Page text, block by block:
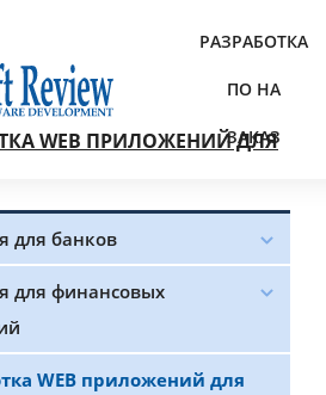
РАЗРАБОТКА
ПО НА
ЗАКАЗ
WEB ПРИЛОЖЕНИЙ ДЛЯ
для банков
для финансовых
WEB приложений для